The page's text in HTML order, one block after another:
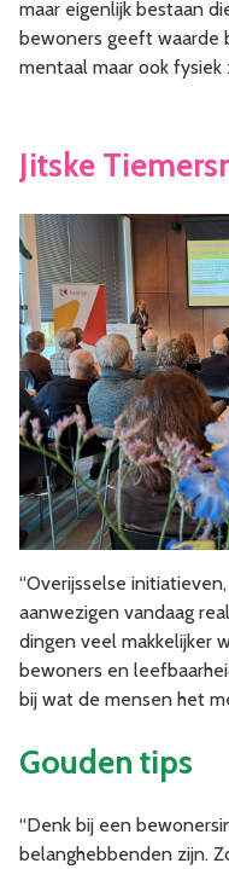
maar eigenlijk bestaan
bewoners geeft waarde
mentaal maar ook fysiek
Jitske
“Overijsselse
aanwezigen vandaag
dingen veel makkelijker
bewoners en
bij wat de mensen het
Gouden tips
“Denk bij een
belanghebbenden zijn.